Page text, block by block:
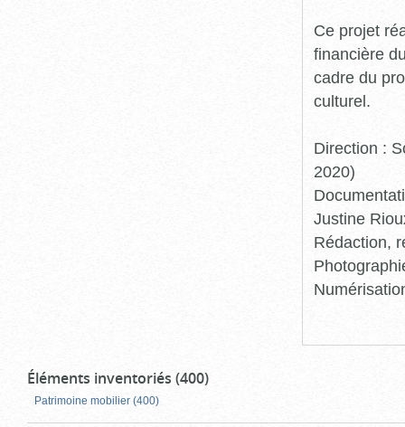
Ce projet
financière
cadre du
culturel.
Direction :
2020)
Justine
Rédaction,
Éléments inventoriés (400)
Patrimoine mobilier (400)